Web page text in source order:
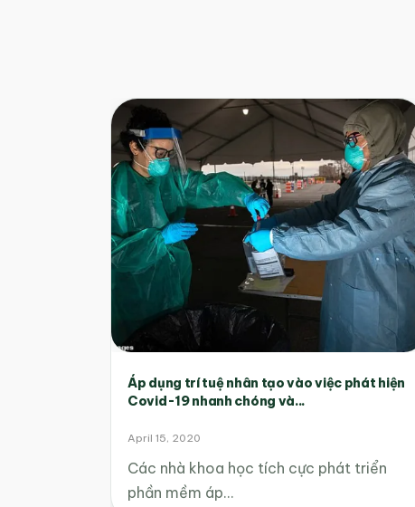
Áp dụng trí tuệ nhân tạo vào việc phát hiện
Covid-19 nhanh chóng và...
April 15, 2020
Các nhà khoa học tích cực phát triển
phần mềm áp…